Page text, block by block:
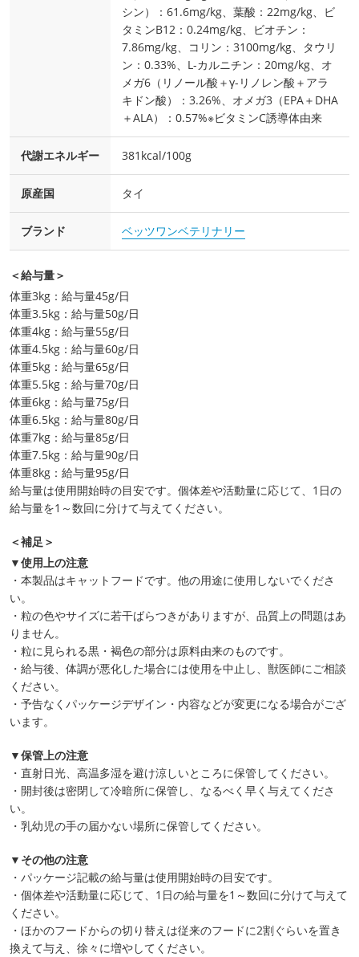
シン）：61.6mg/kg、葉酸：22mg/kg、ビ
タミンB12：0.24mg/kg、ビオチン：
7.86mg/kg、コリン：3100mg/kg、タウリ
ン：0.33%、L-カルニチン：20mg/kg、オ
メガ6（リノール酸＋γ-リノレン酸＋アラ
キドン酸）：3.26%、オメガ3（EPA＋DHA
＋ALA）：0.57%※ビタミンC誘導体由来
代謝エネルギー 381kcal/100g
原産国 タイ
ブランド ベッツワンベテリナリー
＜給与量＞
体重3kg：給与量45g/日
体重3.5kg：給与量50g/日
体重4kg：給与量55g/日
体重4.5kg：給与量60g/日
体重5kg：給与量65g/日
体重5.5kg：給与量70g/日
体重6kg：給与量75g/日
体重6.5kg：給与量80g/日
体重7kg：給与量85g/日
体重7.5kg：給与量90g/日
体重8kg：給与量95g/日
給与量は使用開始時の目安です。個体差や活動量に応じて、1日の
給与量を1～数回に分けて与えてください。
＜補足＞
▼使用上の注意
・本製品はキャットフードです。他の用途に使用しないでくださ
い。
・粒の色やサイズに若干ばらつきがありますが、品質上の問題はあ
りません。
・粒に見られる黒・褐色の部分は原料由来のものです。
・給与後、体調が悪化した場合には使用を中止し、獣医師にご相談
ください。
・予告なくパッケージデザイン・内容などが変更になる場合がござ
います。
▼保管上の注意
・直射日光、高温多湿を避け涼しいところに保管してください。
・開封後は密閉して冷暗所に保管し、なるべく早く与えてくださ
い。
・乳幼児の手の届かない場所に保管してください。
▼その他の注意
・パッケージ記載の給与量は使用開始時の目安です。
・個体差や活動量に応じて、1日の給与量を1～数回に分けて与えて
ください。
・ほかのフードからの切り替えは従来のフードに2割ぐらいを置き
換えて与え、徐々に増やしてください。